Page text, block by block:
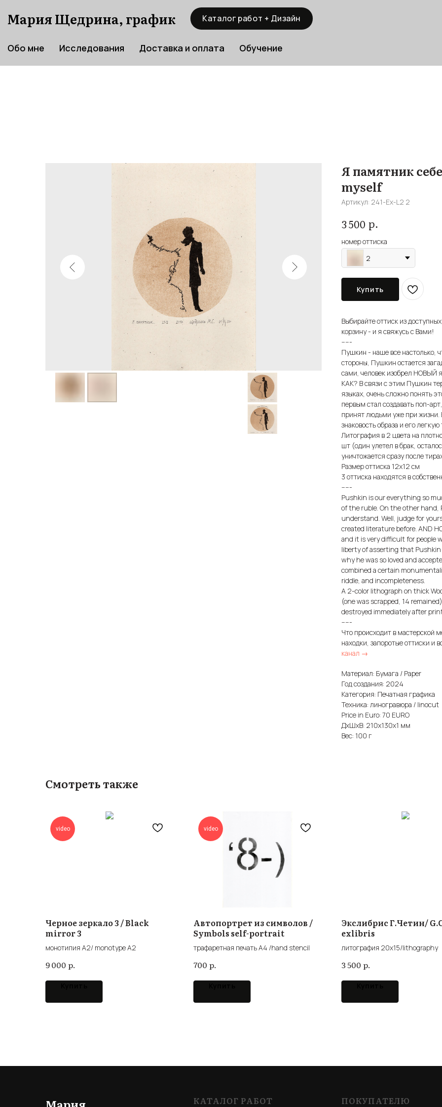
Мария Щедрина, график Каталог работ + Дизайн
Обо мне Исследования Доставка и оплата Обучение
Я памятник
myself
Артикул: 241-Ex-L2 2
3 500 р.
номер оттиска
2
Купить
Выбирайте оттиск из
корзину - и я свяжусь с Вами!
-----
Пушкин - наше все настолько,
стороны, Пушкин остается
сами, человек изобрел НОВЫЙ
КАК? В связи с этим Пушкин
языках, очень сложно понять
первым стал создавать поп-
принят людьми уже при жизни.
знаковость образа и его
Литография в 2 цвета на
шт (один улетел в брак,
уничтожается сразу после
Размер оттиска 12х12 см
3 оттиска находятся в
-----
Pushkin is our everything so
of the ruble. On the other
understand. Well, judge for
created literature before. AND
and it is very difficult for people
liberty of asserting that
why he was so loved and
combined a certain
riddle, and incompleteness.
A 2-color lithograph on thick
(one was scrapped, 14
destroyed immediately after
-----
Что происходит в мастерской
находки, запоротые оттиски и
канал →
Материал: Бумага / Paper
Год создания: 2024
Категория: Печатная графика
Техника: линогравюра / linocut
Price in Euro: 70 EURO
ДxШxВ: 210x130x1 мм
Вес: 100 г
Смотреть также
video
Черное зеркало 3 / Black
mirror 3
монотипия А2/ monotype A2
9 000 р.
video
Автопортрет из символов /
Symbols self-portrait
трафаретная печать А4 /hand stencil
700 р.
Экслибрис Г.Четин/
exlibris
литография 20х15/lithography
3 500 р.
КАТАЛОГ РАБОТ ПОКУПАТЕЛЮ